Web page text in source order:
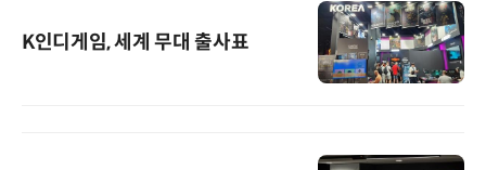
K인디게임, 세계 무대 출사표